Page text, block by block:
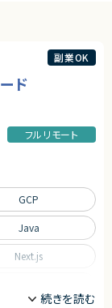
ド
フルリモート
副業OK
GCP
Java
Next.js